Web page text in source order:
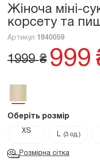
Жіноча міні-
корсету та
Артикул 1840059
1999₴ 999
Оберіть розмір
XS
L (3 од.)
Розмірна сітка